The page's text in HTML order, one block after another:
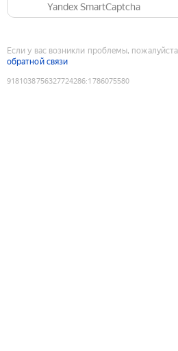
Yandex SmartCaptcha
Если у вас возникли проблемы,
обратной связи
9181038756327724286:1786075580